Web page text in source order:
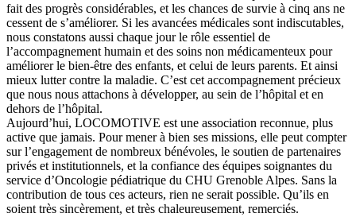
fait des progrès considérables, et les chances de survie à cinq ans ne
cessent de s’améliorer. Si les avancées médicales sont indiscutables,
nous constatons aussi chaque jour le rôle essentiel de
l’accompagnement humain et des soins non médicamenteux pour
améliorer le bien-être des enfants, et celui de leurs parents. Et ainsi
mieux lutter contre la maladie. C’est cet accompagnement précieux
que nous nous attachons à développer, au sein de l’hôpital et en
dehors de l’hôpital.
Aujourd’hui, LOCOMOTIVE est une association reconnue, plus
active que jamais. Pour mener à bien ses missions, elle peut compter
sur l’engagement de nombreux bénévoles, le soutien de partenaires
privés et institutionnels, et la confiance des équipes soignantes du
service d’Oncologie pédiatrique du CHU Grenoble Alpes. Sans la
contribution de tous ces acteurs, rien ne serait possible. Qu’ils en
soient très sincèrement, et très chaleureusement, remerciés.